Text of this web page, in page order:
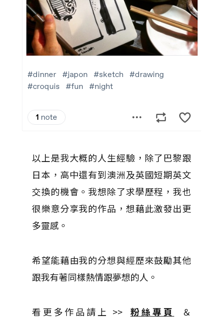
以上是我大概的人生經驗，除了巴黎跟
日本，高中還有到澳洲及英國短期英文
交換的機會。我想除了求學歷程，我也
很樂意分享我的作品，想藉此激發出更
多靈感。
希望能藉由我的分想與經歷來鼓勵其他
跟我有著同樣熱情跟夢想的人。
看更多作品請上 >> 粉絲專頁
＆